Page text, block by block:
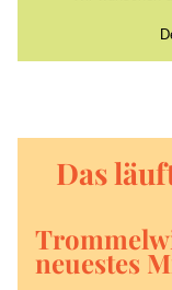
Das
neuestes